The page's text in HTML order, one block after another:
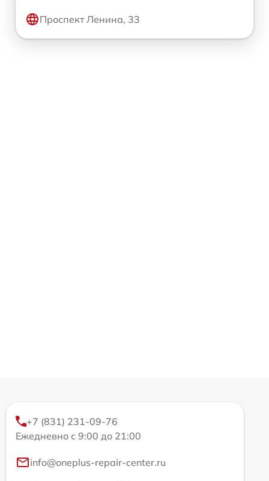
Проспект Ленина, 33
+7 (831) 231-09-76
Ежедневно с 9:00 до 21:00
info@oneplus-repair-center.ru